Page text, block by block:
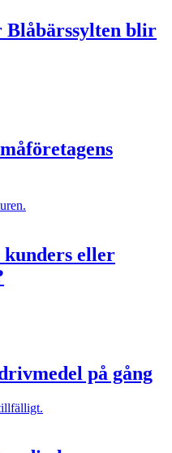
Blåbärssylten blir
eller
på gång